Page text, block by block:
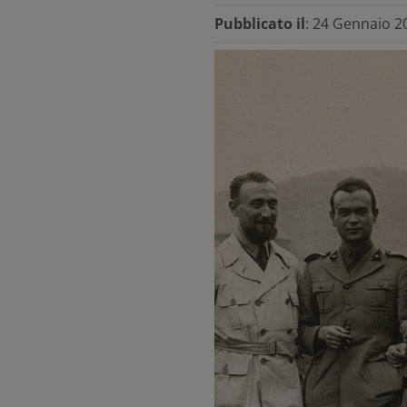
Pubblicato il: 24 Gennaio